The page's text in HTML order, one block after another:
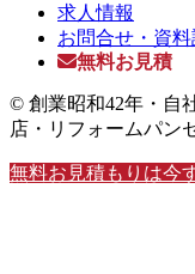
求人情報
お問合せ・資料
無料お見積
© 創業昭和42年・自
店・リフォームパン
無料お見積もりは今